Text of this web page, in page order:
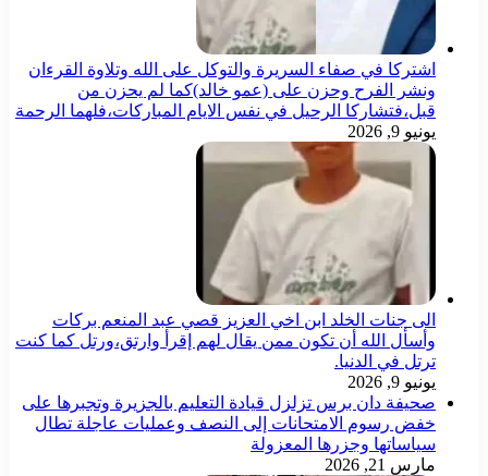
اشتركا في صفاء السريرة والتوكل على الله وتلاوة القرءان
ونشر الفرح وحزن على (عمو خالد)كما لم يحزن من
قبل،فتشاركا الرحيل في نفس الايام المباركات،فلهما الرحمة
يونيو 9, 2026
الى جنات الخلد ابن اخي العزيز قصي عبد المنعم بركات
وأسأل الله أن تكون ممن يقال لهم إقرأ وارتق،ورتل كما كنت
ترتل في الدنيا.
يونيو 9, 2026
صحيفة دان برس تزلزل قيادة التعليم بالجزيرة وتجبرها على
خفض رسوم الامتحانات إلى النصف وعمليات عاجلة تطال
سياساتها وجزرها المعزولة
مارس 21, 2026